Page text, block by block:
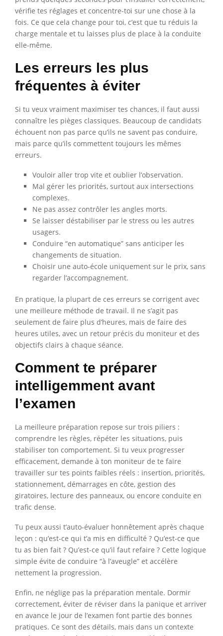
vérifie tes réglages et concentre-toi sur une chose à la
fois. Ce que cela change pour toi, c’est que tu réduis la
charge mentale et tu laisses plus de place à la conduite
elle-même.
Les erreurs les plus
fréquentes à éviter
Si tu veux vraiment maximiser tes chances, il faut aussi
connaître les pièges classiques. Beaucoup de candidats
échouent non pas parce qu’ils ne savent pas conduire,
mais parce qu’ils commettent toujours les mêmes
erreurs.
Vouloir aller trop vite et oublier l’observation.
Mal gérer les priorités, surtout aux intersections
complexes.
Ne pas assez contrôler les angles morts.
Se laisser déstabiliser par le stress ou les autres
usagers.
Conduire “en automatique” sans anticiper les
changements de situation.
Choisir une auto-école uniquement sur le prix, sans
regarder l’accompagnement.
En pratique, la plupart de ces erreurs se corrigent avec
une meilleure méthode de travail. Il ne s’agit pas
seulement de faire plus d’heures, mais de faire des
heures utiles, avec un retour précis du moniteur et des
objectifs clairs à chaque séance.
Comment te préparer
intelligemment avant
l’examen
La meilleure préparation repose sur trois piliers :
comprendre les règles, répéter les situations, puis
stabiliser ton comportement. Si tu veux progresser
efficacement, demande à ton moniteur de te faire
travailler sur tes points faibles réels : insertion, priorités,
stationnement, démarrages en côte, gestion des
giratoires, lecture des panneaux, ou encore conduite en
trafic dense.
Tu peux aussi t’auto-évaluer honnêtement après chaque
leçon : qu’est-ce qui t’a mis en difficulté ? Qu’est-ce que
tu as bien fait ? Qu’est-ce qu’il faut refaire ? Cette logique
simple évite de conduire “à l’aveugle” et accélère
nettement la progression.
Enfin, ne néglige pas la préparation mentale. Dormir
correctement, éviter de réviser dans la panique et arriver
en avance le jour de l’examen font partie des bonnes
pratiques. Ce sont des détails, mais dans un contexte